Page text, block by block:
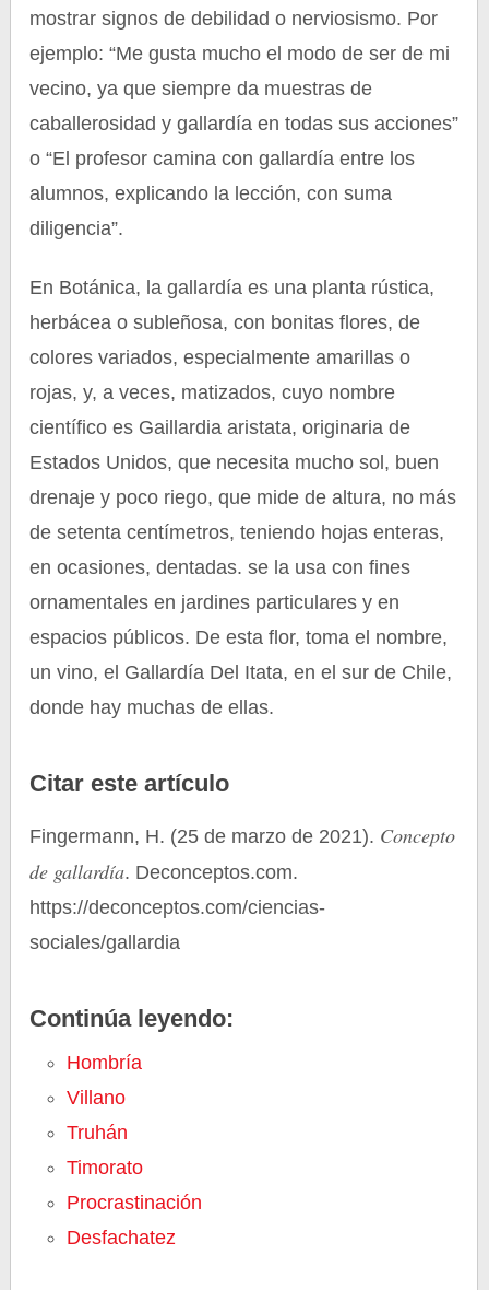
mostrar signos de debilidad o nerviosismo. Por
ejemplo: “Me gusta mucho el modo de ser de mi
vecino, ya que siempre da muestras de
caballerosidad y gallardía en todas sus acciones”
o “El profesor camina con gallardía entre los
alumnos, explicando la lección, con suma
diligencia”.
En Botánica, la gallardía es una planta rústica,
herbácea o subleñosa, con bonitas flores, de
colores variados, especialmente amarillas o
rojas, y, a veces, matizados, cuyo nombre
científico es Gaillardia aristata, originaria de
Estados Unidos, que necesita mucho sol, buen
drenaje y poco riego, que mide de altura, no más
de setenta centímetros, teniendo hojas enteras,
en ocasiones, dentadas. se la usa con fines
ornamentales en jardines particulares y en
espacios públicos. De esta flor, toma el nombre,
un vino, el Gallardía Del Itata, en el sur de Chile,
donde hay muchas de ellas.
Citar este artículo
Fingermann, H. (25 de marzo de 2021). Concepto
de gallardía. Deconceptos.com.
https://deconceptos.com/ciencias-
sociales/gallardia
Continúa leyendo:
Hombría
Villano
Truhán
Timorato
Procrastinación
Desfachatez